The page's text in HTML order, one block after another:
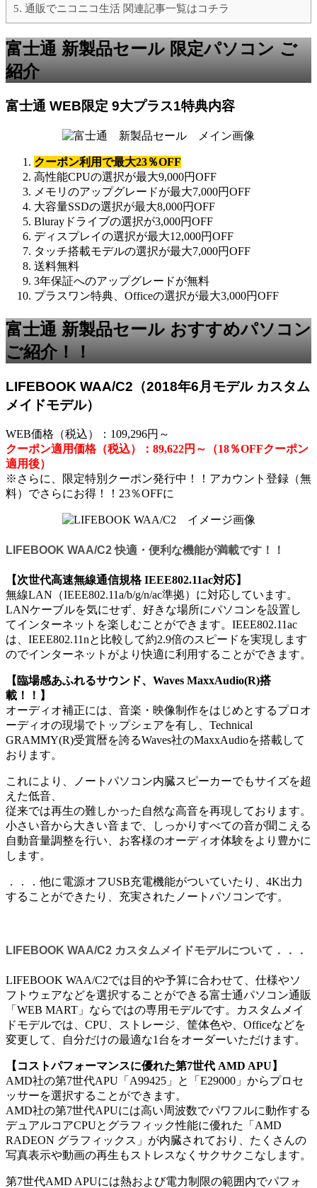
5. 通販でニコニコ生活 関連記事一覧はコチラ
富士通 新製品セール 限定パソコン ご
紹介
富士通 WEB限定 9大プラス1特典内容
クーポン利用で最大23％OFF
高性能CPUの選択が最大9,000円OFF
メモリのアップグレードが最大7,000円OFF
大容量SSDの選択が最大8,000円OFF
Blu­rayドライブの選択が3,000円OFF
ディスプレイの選択が最大12,000円OFF
タッチ搭載モデルの選択が最大7,000円OFF
送料無料
3年保証へのアップグレードが無料
プラスワン特典、Officeの選択が最大3,000円OFF
富士通 新製品セール おすすめパソコン
ご紹介！！
LIFEBOOK WAA/C2（2018年6月モデル カスタム
メイドモデル）
WEB価格（税込）：109,296円～
クーポン適用価格（税込）：89,622円～（18％OFFクーポン
適用後）
※さらに、限定特別クーポン発行中！！アカウント登録（無
料）でさらにお得！！23％OFFに
LIFEBOOK WAA/C2 快適・便利な機能が満載です！！
【次世代高速無線通信規格 IEEE802.11ac対応】
無線LAN（IEEE802.11a/b/g/n/ac準拠）に対応しています。
LANケーブルを気にせず、好きな場所にパソコンを設置し
てインターネットを楽しむことができます。IEEE802.11ac
は、IEEE802.11nと比較して約2.9倍のスピードを実現します
のでインターネットがより快適に利用することができます。
【臨場感あふれるサウンド、Waves MaxxAudio(R)搭
載！！】
オーディオ補正には、音楽・映像制作をはじめとするプロオ
ーディオの現場でトップシェアを有し、Technical
GRAMMY(R)受賞暦を誇るWaves社のMaxxAudioを搭載して
おります。
これにより、ノートパソコン内臓スピーカーでもサイズを超
えた低音、
従来では再生の難しかった自然な高音を再現しております。
小さい音から大きい音まで、しっかりすべての音が聞こえる
自動音量調整を行い、お客様のオーディオ体験をより豊かに
します。
．．．他に電源オフUSB充電機能がついていたり、4K出力
することができたり、充実されたノートパソコンです。
LIFEBOOK WAA/C2 カスタムメイドモデルについて．．．
LIFEBOOK WAA/C2では目的や予算に合わせて、仕様やソ
フトウェアなどを選択することができる富士通パソコン通販
「WEB MART」ならではの専用モデルです。カスタムメイ
ドモデルでは、CPU、ストレージ、筐体色や、Officeなどを
変更して、自分だけの最適な1台をオーダーいただけます。
【コストパフォーマンスに優れた第7世代 AMD APU】
AMD社の第7世代APU「A9­9425」と「E2­9000」からプロセ
ッサーを選択することができます。
AMD社の第7世代APUには高い周波数でパワフルに動作する
デュアルコアCPUとグラフィック性能に優れた「AMD
RADEON グラフィックス」が内臓されており、たくさんの
写真表示や動画の再生もストレスなくサクサクこなします。
第7世代AMD APUには熱および電力制限の範囲内でパフォ